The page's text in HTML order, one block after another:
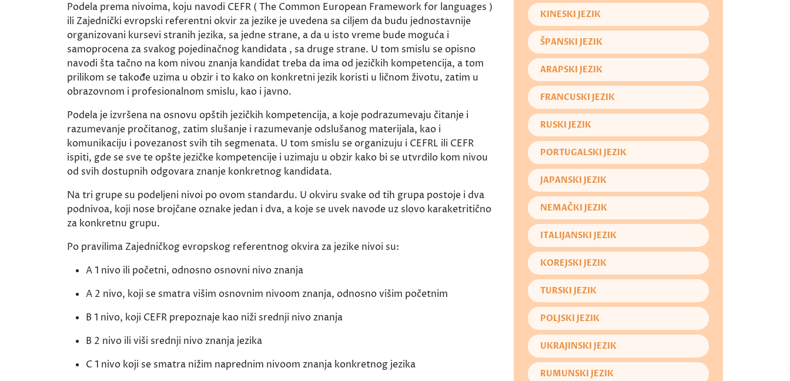
Podela prema nivoima, koju navodi CEFR ( The Common European Framework for languages )
ili Zajednički evropski referentni okvir za jezike je uvedena sa ciljem da budu jednostavnije
organizovani kursevi stranih jezika, sa jedne strane, a da u isto vreme bude moguća i
samoprocena za svakog pojedinačnog kandidata , sa druge strane. U tom smislu se opisno
navodi šta tačno na kom nivou znanja kandidat treba da ima od jezičkih kompetencija, a tom
prilikom se takođe uzima u obzir i to kako on konkretni jezik koristi u ličnom životu, zatim u
obrazovnom i profesionalnom smislu, kao i javno.
Podela je izvršena na osnovu opštih jezičkih kompetencija, a koje podrazumevaju čitanje i
razumevanje pročitanog, zatim slušanje i razumevanje odslušanog materijala, kao i
komunikaciju i povezanost svih tih segmenata. U tom smislu se organizuju i CEFRL ili CEFR
ispiti, gde se sve te opšte jezičke kompetencije i uzimaju u obzir kako bi se utvrdilo kom nivou
od svih dostupnih odgovara znanje konkretnog kandidata.
Na tri grupe su podeljeni nivoi po ovom standardu. U okviru svake od tih grupa postoje i dva
podnivoa, koji nose brojčane oznake jedan i dva, a koje se uvek navode uz slovo karaketritično
za konkretnu grupu.
Po pravilima Zajedničkog evropskog referentnog okvira za jezike nivoi su:
A 1 nivo ili početni, odnosno osnovni nivo znanja
A 2 nivo, koji se smatra višim osnovnim nivoom znanja, odnosno višim početnim
B 1 nivo, koji CEFR prepoznaje kao niži srednji nivo znanja
B 2 nivo ili viši srednji nivo znanja jezika
C 1 nivo koji se smatra nižim naprednim nivoom znanja konkretnog jezika
KINESKI JEZIK
ŠPANSKI JEZIK
ARAPSKI JEZIK
FRANCUSKI JEZIK
RUSKI JEZIK
PORTUGALSKI JEZIK
JAPANSKI JEZIK
NEMAČKI JEZIK
ITALIJANSKI JEZIK
KOREJSKI JEZIK
TURSKI JEZIK
POLJSKI JEZIK
UKRAJINSKI JEZIK
RUMUNSKI JEZIK